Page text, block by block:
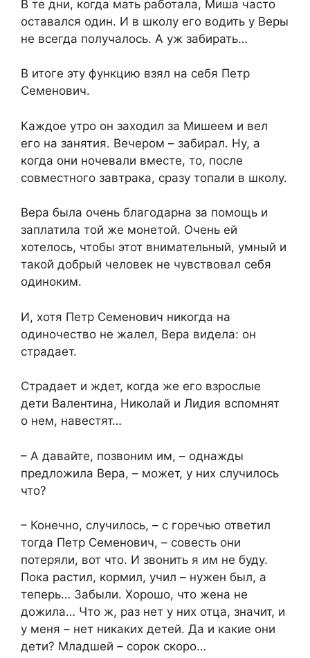
В те дни, когда мать работала, Миша часто
оставался один. И в школу его водить у Веры
не всегда получалось. А уж забирать…
В итоге эту функцию взял на себя Петр
Семенович.
Каждое утро он заходил за Мишеем и вел
его на занятия. Вечером – забирал. Ну, а
когда они ночевали вместе, то, после
совместного завтрака, сразу топали в школу.
Вера была очень благодарна за помощь и
заплатила той же монетой. Очень ей
хотелось, чтобы этот внимательный, умный и
такой добрый человек не чувствовал себя
одиноким.
И, хотя Петр Семенович никогда на
одиночество не жалел, Вера видела: он
страдает.
Страдает и ждет, когда же его взрослые
дети Валентина, Николай и Лидия вспомнят
о нем, навестят…
– А давайте, позвоним им, – однажды
предложила Вера, – может, у них случилось
что?
– Конечно, случилось, – с горечью ответил
тогда Петр Семенович, – совесть они
потеряли, вот что. И звонить я им не буду.
Пока растил, кормил, учил – нужен был, а
теперь… Забыли. Хорошо, что жена не
дожила… Что ж, раз нет у них отца, значит, и
у меня – нет никаких детей. Да и какие они
дети? Младшей – сорок скоро…